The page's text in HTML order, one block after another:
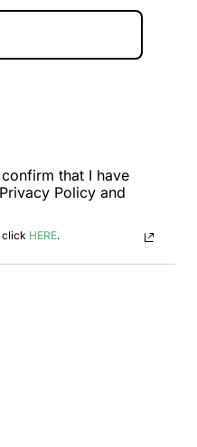
that I have
Policy and
click HERE.